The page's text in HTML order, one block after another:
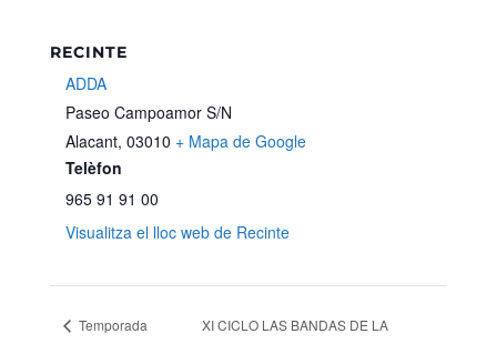
RECINTE
ADDA
Paseo Campoamor S/N
Alacant, 03010 + Mapa de Google
Telèfon
965 91 91 00
Visualitza el lloc web de Recinte
Temporada
XI CICLO LAS BANDAS DE LA